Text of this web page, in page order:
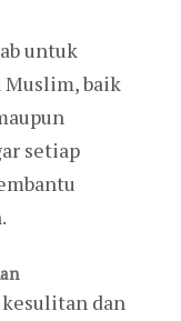
untuk
Muslim, baik
setiap
dan